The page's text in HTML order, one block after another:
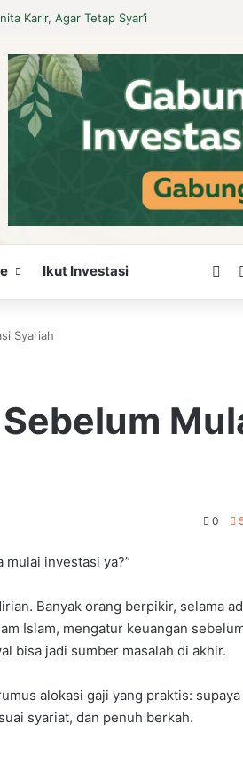
Mubah, Bukan Wajib
Ikut Investasi
Syariah
0
investasi ya?”
Banyak orang berpikir, selama
Islam, mengatur keuangan
bisa jadi sumber masalah di akhir.
alokasi gaji yang praktis:
syariat, dan penuh berkah.